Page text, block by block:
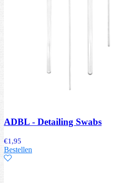
ADBL - Detailing Swabs
€1,95
Bestellen